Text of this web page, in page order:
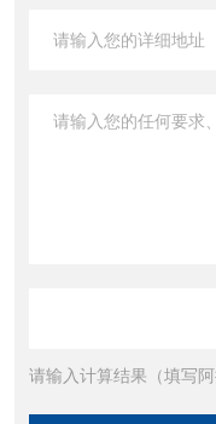
请输入计算结果（填写